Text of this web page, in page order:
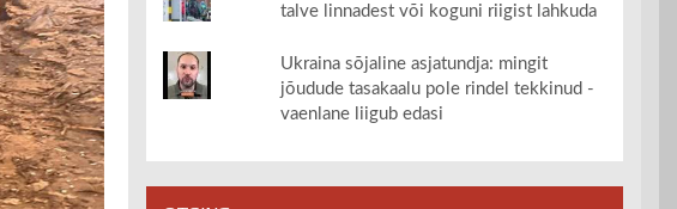
talve linnadest või koguni riigist lahkuda
Ukraina sõjaline asjatundja: mingit
jõudude tasakaalu pole rindel tekkinud -
vaenlane liigub edasi